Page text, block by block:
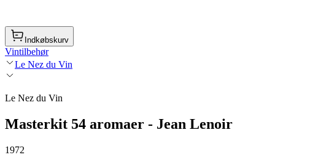
Indkøbskurv
Vintilbehør
Le Nez du Vin
Le Nez du Vin
Masterkit 54 aromaer - Jean Lenoir
1972